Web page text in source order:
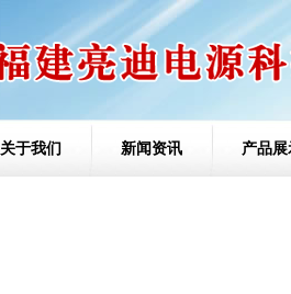
关于我们 新闻资讯 产品展